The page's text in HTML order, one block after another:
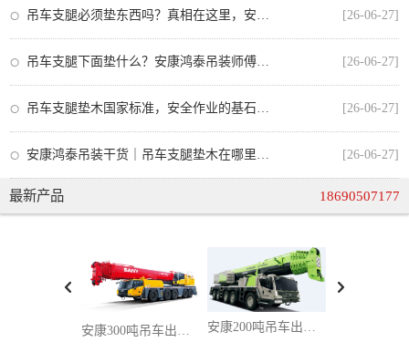
[26-06-27]
[26-06-27]
[26-06-27]
[26-06-27]
最新产品 18690507177
安康200吨吊车出租：大兆瓦风电 / 超高层桥塔吊装，百吨级设备精准就位一站式服务